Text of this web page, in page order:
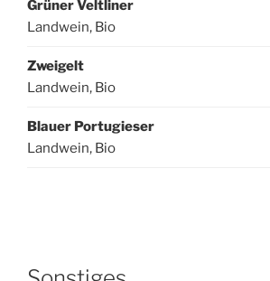
Grüner Veltliner
Landwein, Bio
Zweigelt
Landwein, Bio
Blauer Portugieser
Landwein, Bio